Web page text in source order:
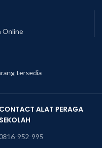
Online
tersedia
CONTACT ALAT PERAGA
SEKOLAH
952-995